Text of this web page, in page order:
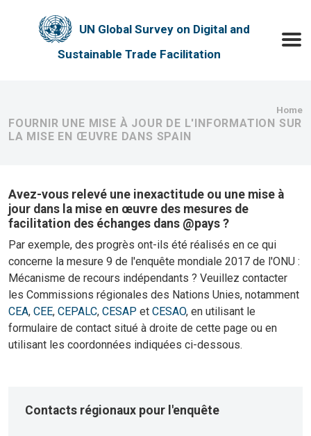
UN Global Survey on Digital and
Sustainable Trade Facilitation
Home
FOURNIR UNE MISE À JOUR DE L'INFORMATION SUR
LA MISE EN ŒUVRE DANS SPAIN
Avez-vous relevé une inexactitude ou une mise à
jour dans la mise en œuvre des mesures de
facilitation des échanges dans @pays ?
Par exemple, des progrès ont-ils été réalisés en ce qui
concerne la mesure 9 de l'enquête mondiale 2017 de l'ONU :
Mécanisme de recours indépendants ? Veuillez contacter
les Commissions régionales des Nations Unies, notamment
CEA, CEE, CEPALC, CESAP et CESAO, en utilisant le
formulaire de contact situé à droite de cette page ou en
utilisant les coordonnées indiquées ci-dessous.
Contacts régionaux pour l'enquête